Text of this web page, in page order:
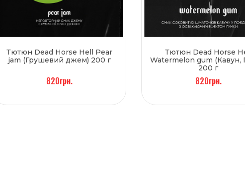
Тютюн Dead Horse Hell Pear
jam (Грушевий джем) 200 г
820грн.
Тютюн Dead Horse
Watermelon gum (Кавун,
200 г
820грн.